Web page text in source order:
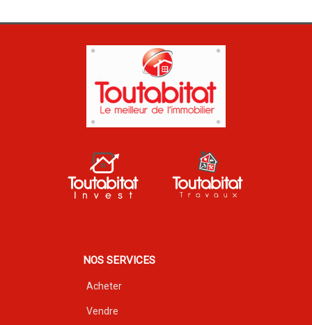
NOS SERVICES
Acheter
Vendre